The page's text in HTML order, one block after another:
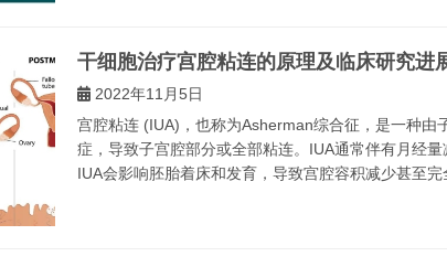
干细胞治疗宫腔粘连的原理及临床研究进
2022年11月5日
宫腔粘连 (IUA)，也称为Asherman综合征，是一种由
症，导致子宫腔部分或全部粘连。IUA通常伴有月经
IUA会影响胚胎着床和发育，导致宫腔容积减少甚至完